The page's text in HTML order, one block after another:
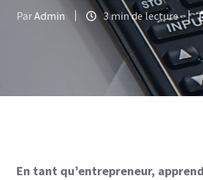
ParAdmin 3 min de lecture
En tant qu’entrepreneur,